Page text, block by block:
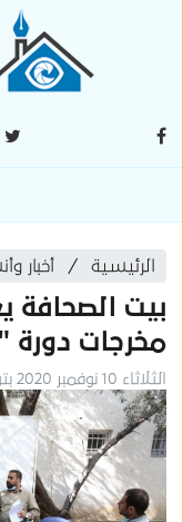
الرئيسية أخبار
بيت الصحافة
مخرجات دورة
الثلاثاء 10 نوفمبر 2020 بتوقيت القدس المحتلة